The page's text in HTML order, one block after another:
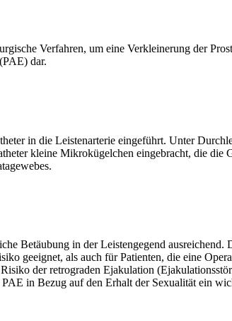
Verfahren, um eine Verkleinerung der
dar.
in die Leistenarterie eingeführt. Unter
kleine Mikrokügelchen eingebracht, die die
Betäubung in der Leistengegend
geeignet, als auch für Patienten, die eine
der retrograden Ejakulation
in Bezug auf den Erhalt der Sexualität ein